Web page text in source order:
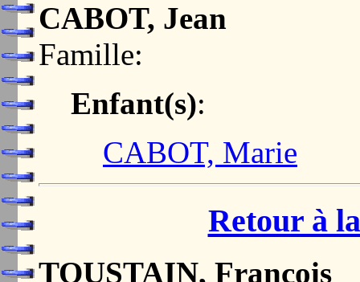
CABOT, Jean
Famille:
Enfant(s):
CABOT, Marie
Retour à
TOUSTAIN, François